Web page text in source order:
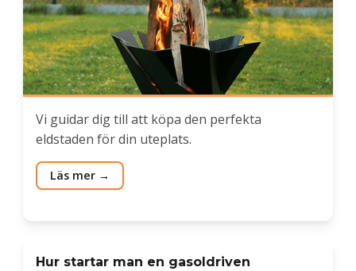
Vi guidar dig till att köpa den perfekta
eldstaden för din uteplats.
Läs mer
Hur startar man en gasoldriven